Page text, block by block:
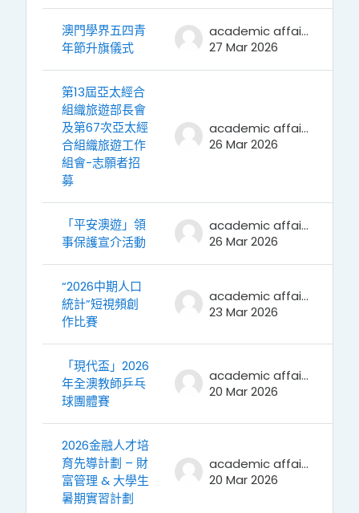
澳門學界五四青
年節升旗儀式
academic affairs
27 Mar 2026
第13屆亞太經合
組織旅遊部長會
及第67次亞太經
合組織旅遊工作
組會-志願者招
募
academic affairs
26 Mar 2026
「平安澳遊」領
事保護宣介活動
academic affairs
26 Mar 2026
“2026中期人口
統計”短視頻創
作比賽
academic affairs
23 Mar 2026
「現代盃」2026
年全澳教師乒乓
球團體賽
academic affairs
20 Mar 2026
2026金融人才培
育先導計劃 – 財
富管理 & 大學生
暑期實習計劃
academic affairs
20 Mar 2026